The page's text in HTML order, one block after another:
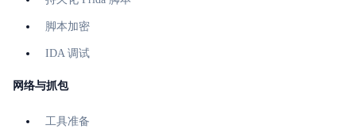
脚本加密
IDA 调试
网络与抓包
工具准备